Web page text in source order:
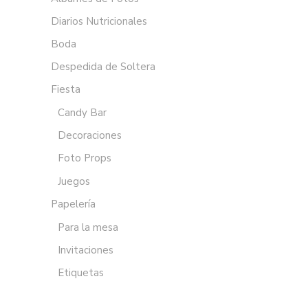
Diarios Nutricionales
Boda
Despedida de Soltera
Fiesta
Candy Bar
Decoraciones
Foto Props
Juegos
Papelería
Para la mesa
Invitaciones
Etiquetas